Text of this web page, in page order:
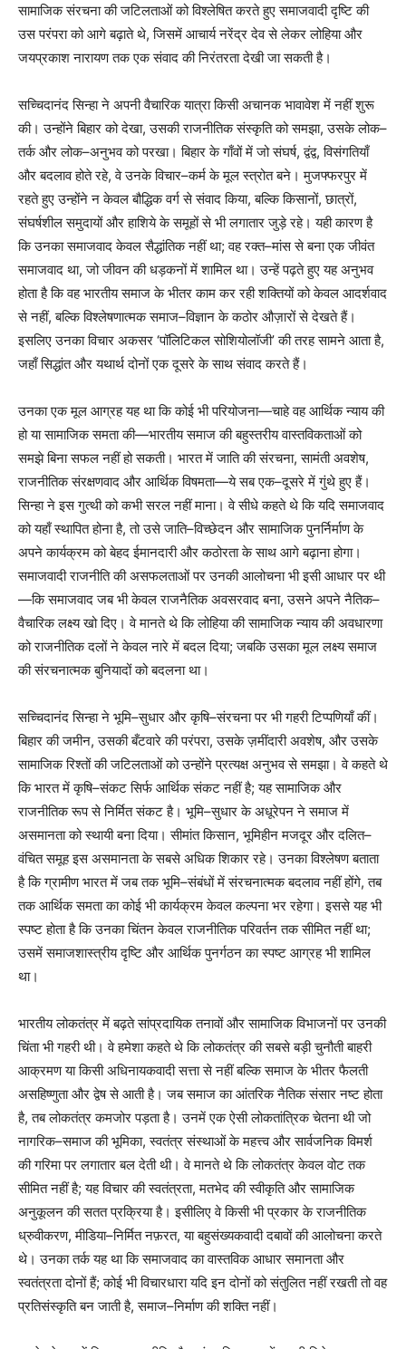
सामाजिक संरचना की जटिलताओं को विश्लेषित करते हुए समाजवादी दृष्टि की
उस परंपरा को आगे बढ़ाते थे, जिसमें आचार्य नरेंद्र देव से लेकर लोहिया और
जयप्रकाश नारायण तक एक संवाद की निरंतरता देखी जा सकती है।
सच्चिदानंद सिन्हा ने अपनी वैचारिक यात्रा किसी अचानक भावावेश में नहीं शुरू
की। उन्होंने बिहार को देखा, उसकी राजनीतिक संस्कृति को समझा, उसके लोक–
तर्क और लोक–अनुभव को परखा। बिहार के गाँवों में जो संघर्ष, द्वंद्व, विसंगतियाँ
और बदलाव होते रहे, वे उनके विचार–कर्म के मूल स्त्रोत बने। मुजफ्फरपुर में
रहते हुए उन्होंने न केवल बौद्धिक वर्ग से संवाद किया, बल्कि किसानों, छात्रों,
संघर्षशील समुदायों और हाशिये के समूहों से भी लगातार जुड़े रहे। यही कारण है
कि उनका समाजवाद केवल सैद्धांतिक नहीं था; वह रक्त–मांस से बना एक जीवंत
समाजवाद था, जो जीवन की धड़कनों में शामिल था। उन्हें पढ़ते हुए यह अनुभव
होता है कि वह भारतीय समाज के भीतर काम कर रही शक्तियों को केवल आदर्शवाद
से नहीं, बल्कि विश्लेषणात्मक समाज–विज्ञान के कठोर औज़ारों से देखते हैं।
इसलिए उनका विचार अकसर ‘पॉलिटिकल सोशियोलॉजी’ की तरह सामने आता है,
जहाँ सिद्धांत और यथार्थ दोनों एक दूसरे के साथ संवाद करते हैं।
उनका एक मूल आग्रह यह था कि कोई भी परियोजना—चाहे वह आर्थिक न्याय की
हो या सामाजिक समता की—भारतीय समाज की बहुस्तरीय वास्तविकताओं को
समझे बिना सफल नहीं हो सकती। भारत में जाति की संरचना, सामंती अवशेष,
राजनीतिक संरक्षणवाद और आर्थिक विषमता—ये सब एक–दूसरे में गुंथे हुए हैं।
सिन्हा ने इस गुत्थी को कभी सरल नहीं माना। वे सीधे कहते थे कि यदि समाजवाद
को यहाँ स्थापित होना है, तो उसे जाति–विच्छेदन और सामाजिक पुनर्निर्माण के
अपने कार्यक्रम को बेहद ईमानदारी और कठोरता के साथ आगे बढ़ाना होगा।
समाजवादी राजनीति की असफलताओं पर उनकी आलोचना भी इसी आधार पर थी
—कि समाजवाद जब भी केवल राजनैतिक अवसरवाद बना, उसने अपने नैतिक–
वैचारिक लक्ष्य खो दिए। वे मानते थे कि लोहिया की सामाजिक न्याय की अवधारणा
को राजनीतिक दलों ने केवल नारे में बदल दिया; जबकि उसका मूल लक्ष्य समाज
की संरचनात्मक बुनियादों को बदलना था।
सच्चिदानंद सिन्हा ने भूमि–सुधार और कृषि–संरचना पर भी गहरी टिप्पणियाँ कीं।
बिहार की जमीन, उसकी बँटवारे की परंपरा, उसके ज़मींदारी अवशेष, और उसके
सामाजिक रिश्तों की जटिलताओं को उन्होंने प्रत्यक्ष अनुभव से समझा। वे कहते थे
कि भारत में कृषि–संकट सिर्फ आर्थिक संकट नहीं है; यह सामाजिक और
राजनीतिक रूप से निर्मित संकट है। भूमि–सुधार के अधूरेपन ने समाज में
असमानता को स्थायी बना दिया। सीमांत किसान, भूमिहीन मजदूर और दलित–
वंचित समूह इस असमानता के सबसे अधिक शिकार रहे। उनका विश्लेषण बताता
है कि ग्रामीण भारत में जब तक भूमि–संबंधों में संरचनात्मक बदलाव नहीं होंगे, तब
तक आर्थिक समता का कोई भी कार्यक्रम केवल कल्पना भर रहेगा। इससे यह भी
स्पष्ट होता है कि उनका चिंतन केवल राजनीतिक परिवर्तन तक सीमित नहीं था;
उसमें समाजशास्त्रीय दृष्टि और आर्थिक पुनर्गठन का स्पष्ट आग्रह भी शामिल
था।
भारतीय लोकतंत्र में बढ़ते सांप्रदायिक तनावों और सामाजिक विभाजनों पर उनकी
चिंता भी गहरी थी। वे हमेशा कहते थे कि लोकतंत्र की सबसे बड़ी चुनौती बाहरी
आक्रमण या किसी अधिनायकवादी सत्ता से नहीं बल्कि समाज के भीतर फैलती
असहिष्णुता और द्वेष से आती है। जब समाज का आंतरिक नैतिक संसार नष्ट होता
है, तब लोकतंत्र कमजोर पड़ता है। उनमें एक ऐसी लोकतांत्रिक चेतना थी जो
नागरिक–समाज की भूमिका, स्वतंत्र संस्थाओं के महत्त्व और सार्वजनिक विमर्श
की गरिमा पर लगातार बल देती थी। वे मानते थे कि लोकतंत्र केवल वोट तक
सीमित नहीं है; यह विचार की स्वतंत्रता, मतभेद की स्वीकृति और सामाजिक
अनुकूलन की सतत प्रक्रिया है। इसीलिए वे किसी भी प्रकार के राजनीतिक
ध्रुवीकरण, मीडिया–निर्मित नफ़रत, या बहुसंख्यकवादी दबावों की आलोचना करते
थे। उनका तर्क यह था कि समाजवाद का वास्तविक आधार समानता और
स्वतंत्रता दोनों हैं; कोई भी विचारधारा यदि इन दोनों को संतुलित नहीं रखती तो वह
प्रतिसंस्कृति बन जाती है, समाज–निर्माण की शक्ति नहीं।